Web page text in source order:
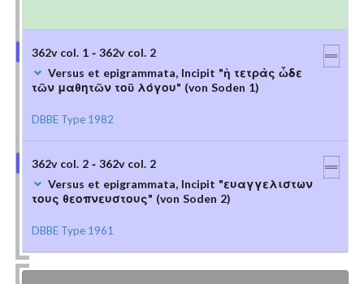
362v col. 1 - 362v col. 2
Versus et epigrammata, Incipit "ἡ τετρὰς ὧδε
τῶν μαθητῶν τοῦ λόγου" (von Soden 1)
DBBE Type 1982
362v col. 2 - 362v col. 2
Versus et epigrammata, Incipit "ευαγγελιστων
τους θεοπνευστους" (von Soden 2)
DBBE Type 1961